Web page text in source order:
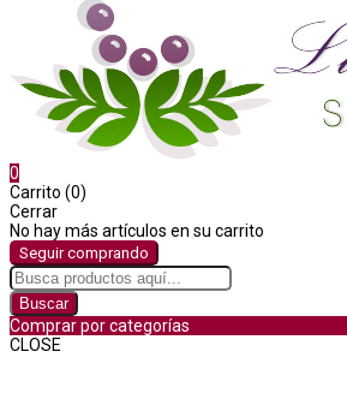
0
Carrito (0)
Cerrar
No hay más artículos en su carrito
Seguir comprando
Buscar
Comprar por categorías
CLOSE